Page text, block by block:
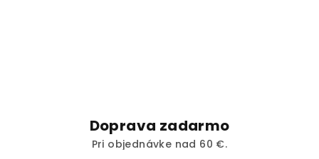
Doprava zadarmo
Pri objednávke nad 60 €.